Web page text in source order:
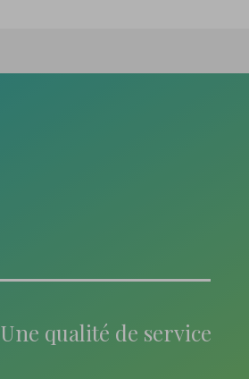
Une qualité de service